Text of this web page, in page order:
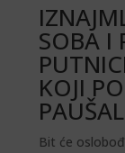
SOBA I
KOJI
Bit će